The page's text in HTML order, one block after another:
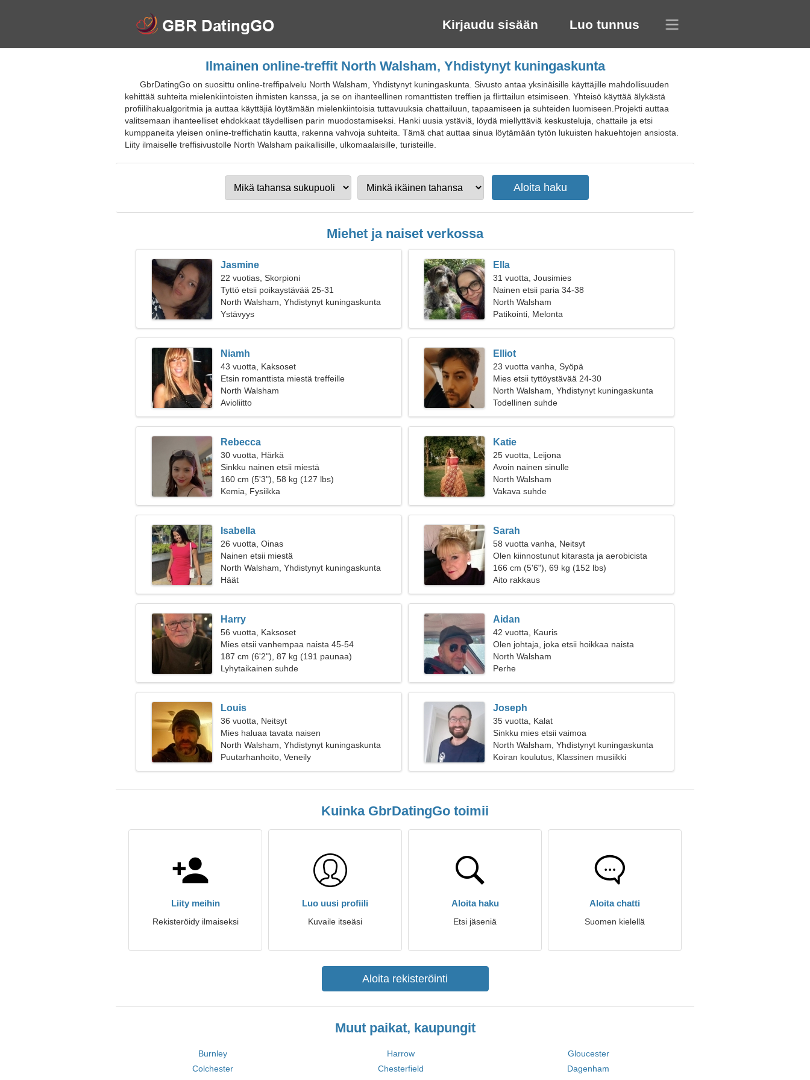
Kirjaudu sisään Luo tunnus
Ilmainen online-treffit North Walsham, Yhdistynyt kuningaskunta
GbrDatingGo on suosittu online-treffipalvelu North Walsham, Yhdistynyt kuningaskunta. Sivusto antaa yksinäisille käyttäjille mahdollisuuden
kehittää suhteita mielenkiintoisten ihmisten kanssa, ja se on ihanteellinen romanttisten treffien ja flirttailun etsimiseen. Yhteisö käyttää älykästä
profiilihakualgoritmia ja auttaa käyttäjiä löytämään mielenkiintoisia tuttavuuksia chattailuun, tapaamiseen ja suhteiden luomiseen.Projekti auttaa
valitsemaan ihanteelliset ehdokkaat täydellisen parin muodostamiseksi. Hanki uusia ystäviä, löydä miellyttäviä keskusteluja, chattaile ja etsi
kumppaneita yleisen online-treffichatin kautta, rakenna vahvoja suhteita. Tämä chat auttaa sinua löytämään tytön lukuisten hakuehtojen ansiosta.
Liity ilmaiselle treffisivustolle North Walsham paikallisille, ulkomaalaisille, turisteille.
Miehet ja naiset verkossa
Jasmine
22 vuotias, Skorpioni
Tyttö etsii poikaystävää 25-31
North Walsham, Yhdistynyt kuningaskunta
Ystävyys
Ella
31 vuotta, Jousimies
Nainen etsii paria 34-38
North Walsham
Patikointi, Melonta
Niamh
43 vuotta, Kaksoset
Etsin romanttista miestä treffeille
North Walsham
Avioliitto
Elliot
23 vuotta vanha, Syöpä
Mies etsii tyttöystävää 24-30
North Walsham, Yhdistynyt kuningaskunta
Todellinen suhde
Rebecca
30 vuotta, Härkä
Sinkku nainen etsii miestä
160 cm (5'3"), 58 kg (127 lbs)
Kemia, Fysiikka
Katie
25 vuotta, Leijona
Avoin nainen sinulle
North Walsham
Vakava suhde
Isabella
26 vuotta, Oinas
Nainen etsii miestä
North Walsham, Yhdistynyt kuningaskunta
Häät
Sarah
58 vuotta vanha, Neitsyt
Olen kiinnostunut kitarasta ja aerobicista
166 cm (5'6"), 69 kg (152 lbs)
Aito rakkaus
Harry
56 vuotta, Kaksoset
Mies etsii vanhempaa naista 45-54
187 cm (6'2"), 87 kg (191 paunaa)
Lyhytaikainen suhde
Aidan
42 vuotta, Kauris
Olen johtaja, joka etsii hoikkaa naista
North Walsham
Perhe
Louis
36 vuotta, Neitsyt
Mies haluaa tavata naisen
North Walsham, Yhdistynyt kuningaskunta
Puutarhanhoito, Veneily
Joseph
35 vuotta, Kalat
Sinkku mies etsii vaimoa
North Walsham, Yhdistynyt kuningaskunta
Koiran koulutus, Klassinen musiikki
Kuinka GbrDatingGo toimii
Liity meihin
Rekisteröidy ilmaiseksi
Luo uusi profiili
Kuvaile itseäsi
Aloita haku
Etsi jäseniä
Aloita chatti
Suomen kielellä
Aloita rekisteröinti
Muut paikat, kaupungit
Burnley Harrow
Gloucester
Colchester
Chesterfield
Dagenham